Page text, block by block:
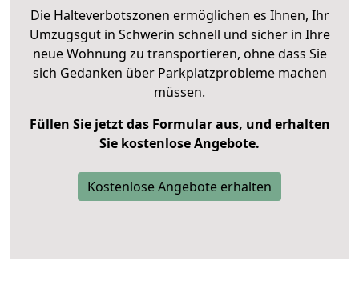
Die Halteverbotszonen ermöglichen es Ihnen, Ihr
Umzugsgut in Schwerin schnell und sicher in Ihre
neue Wohnung zu transportieren, ohne dass Sie
sich Gedanken über Parkplatzprobleme machen
müssen.
Füllen Sie jetzt das Formular aus, und erhalten
Sie kostenlose Angebote.
Kostenlose Angebote erhalten